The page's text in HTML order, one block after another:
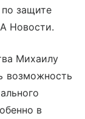
защите
Новости.
Михаилу
возможность
в